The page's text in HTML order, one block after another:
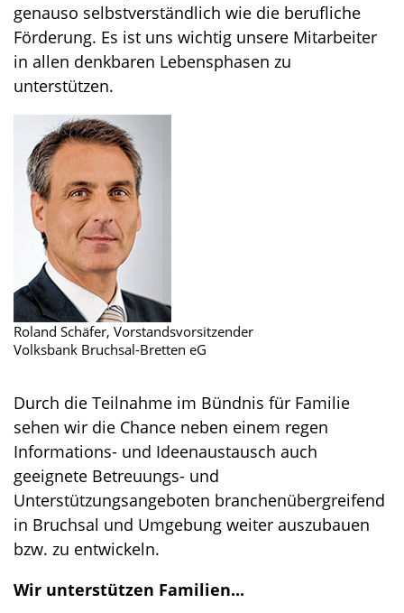
genauso selbstverständlich wie die berufliche
Förderung. Es ist uns wichtig unsere Mitarbeiter
in allen denkbaren Lebensphasen zu
unterstützen.
Roland Schäfer, Vorstandsvorsitzender
Volksbank Bruchsal-Bretten eG
Durch die Teilnahme im Bündnis für Familie
sehen wir die Chance neben einem regen
Informations- und Ideenaustausch auch
geeignete Betreuungs- und
Unterstützungsangeboten branchenübergreifend
in Bruchsal und Umgebung weiter auszubauen
bzw. zu entwickeln.
Wir unterstützen Familien...